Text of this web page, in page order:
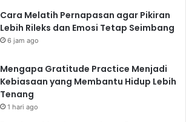
Cara Melatih Pernapasan agar Pikiran
Lebih Rileks dan Emosi Tetap Seimbang
6 jam ago
Mengapa Gratitude Practice Menjadi
Kebiasaan yang Membantu Hidup Lebih
Tenang
1 hari ago